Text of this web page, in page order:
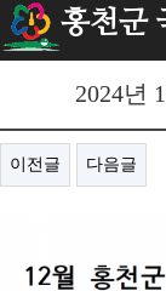
홍천군
2024년
이전글 다음글